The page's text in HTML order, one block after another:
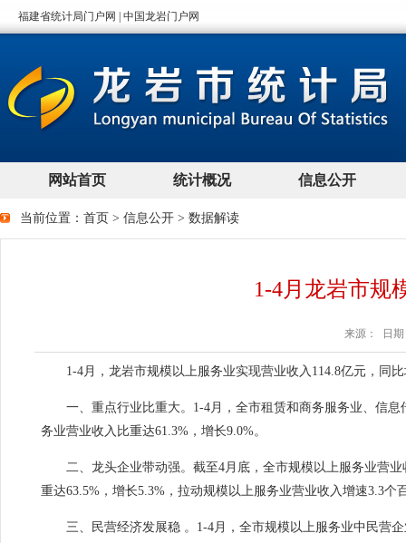
当前位置： 首页 > 信息公开 > 数据解读
1-4月龙岩市规
来源： 日期
1-4月，龙岩市规模以上服务业实现营业收入114.8亿元，同
一、重点行业比重大。 1-4月 ，全市租赁和商务服务业、信息
务业营业收入比重达61.3%，增长9.0%。
二、龙头企业带动强。截至4月底，全市规模以上服务业营业
重达63.5%，增长5.3% ，拉动规模以上服务业营业收入增速3.3个
三、民营经济发展稳 。 1-4月 ，全市规模以上服务业中民营